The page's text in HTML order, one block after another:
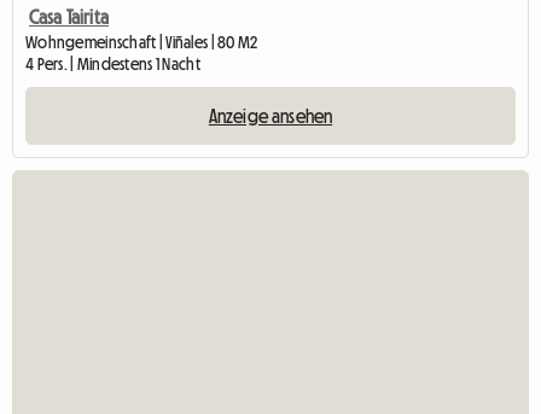
Casa Tairita
Wohngemeinschaft | Viñales | 80 M2
4 Pers. | Mindestens 1 Nacht
Anzeige ansehen